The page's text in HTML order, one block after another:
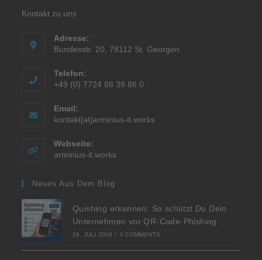
Kontakt zu uns
Adresse:
Bundesstr. 20, 78112 St. Georgen
Telefon:
+49 (0) 7724 88 39 86 0
Email:
kontakt[at]arminius-it.works
Webseite:
arminius-it.works
Neues Aus Dem Blog
Quishing erkennen: So schützt Du Dein
Unternehmen vor QR-Code-Phishing
29. JULI 2026 / 0 COMMENTS